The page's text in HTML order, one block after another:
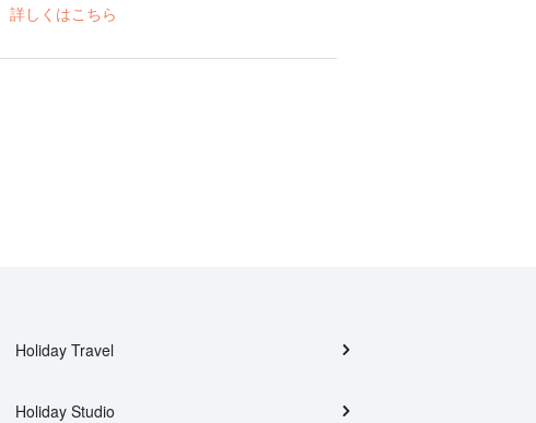
詳しくはこちら
Holiday Travel
Holiday Studio